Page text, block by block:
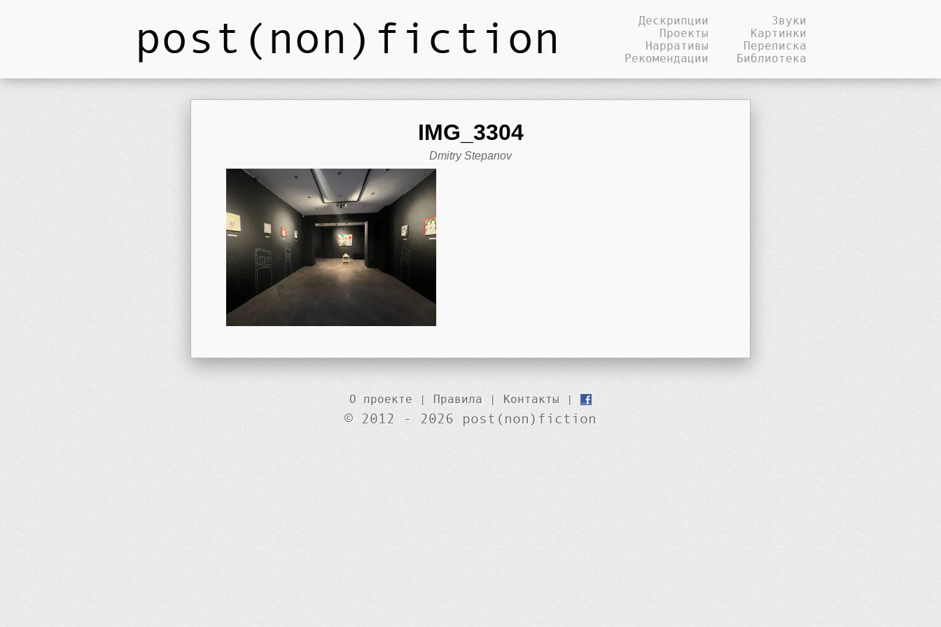
post(non)fiction
Дескрипции
Проекты
Нарративы
Рекомендации
Звуки
Картинки
Переписка
Библиотека
IMG_3304
Dmitry Stepanov
О проекте | Правила | Контакты |
© 2012 - 2026 post(non)fiction